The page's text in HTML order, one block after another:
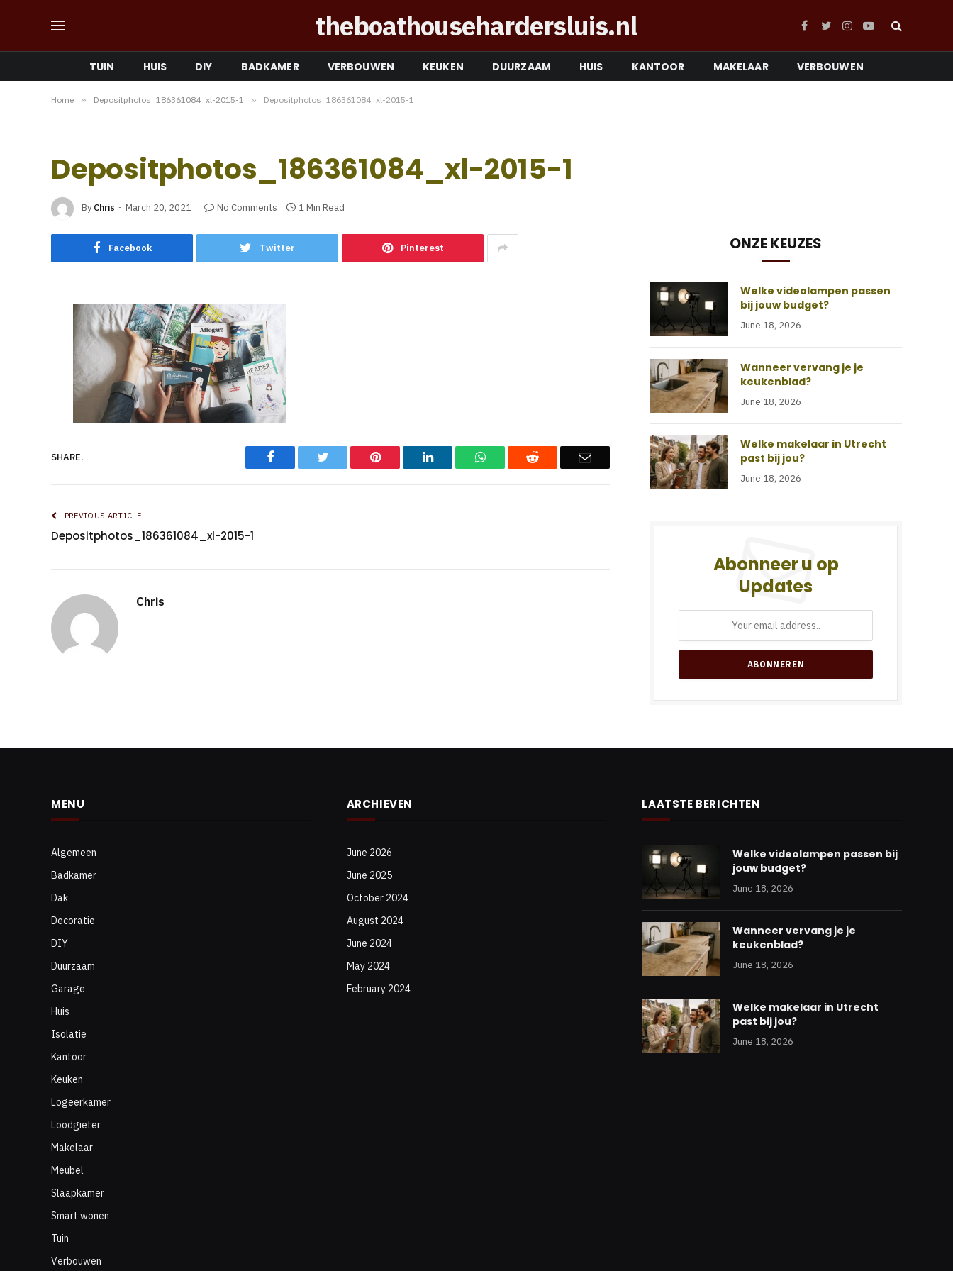
theboathousehardersluis.nl Facebook
TwitterInstagram
YouTube
TUIN HUIS DIY BADKAMER VERBOUWEN KEUKEN DUURZAAM HUIS KANTOOR MAKELAAR VERBOUWEN
Home » Depositphotos_186361084_xl-2015-1 » Depositphotos_186361084_xl-2015-1
Depositphotos_186361084_xl-2015-1
By Chris March 20, 2021 No Comments 1 Min Read
Facebook Twitter Pinterest
SHARE. Facebook Twitter Pinterest LinkedIn WhatsAppReddit Email
PREVIOUS ARTICLE
Depositphotos_186361084_xl-2015-1
Chris
ONZE KEUZES
Welke videolampen passen
bij jouw budget?
June 18, 2026
Wanneer vervang je je
keukenblad?
June 18, 2026
Welke makelaar in Utrecht
past bij jou?
June 18, 2026
Abonneer u op
Updates
MENU
Algemeen
Badkamer
Dak
Decoratie
DIY
Duurzaam
Garage
Huis
Isolatie
Kantoor
Keuken
Logeerkamer
Loodgieter
Makelaar
Meubel
Slaapkamer
Smart wonen
Tuin
Verbouwen
ARCHIEVEN
June 2026
June 2025
October 2024
August 2024
June 2024
May 2024
February 2024
LAATSTE BERICHTEN
Welke videolampen passen bij
jouw budget?
June 18, 2026
Wanneer vervang je je
keukenblad?
June 18, 2026
Welke makelaar in Utrecht
past bij jou?
June 18, 2026